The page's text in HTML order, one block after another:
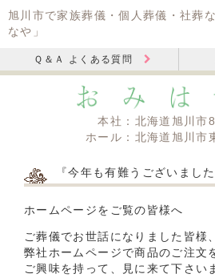
旭川市で家族葬儀・個人葬儀・社葬
なや」
Ｑ＆Ａ よくある質問
本社：北海道旭川市
ホール：北海道旭川市
『今年も有難うございました
ホームページをご覧の皆様へ
ご葬儀でお世話になりました皆様、
弊社ホームページで商品のご注文
ご興味を持って、見に来て下さい